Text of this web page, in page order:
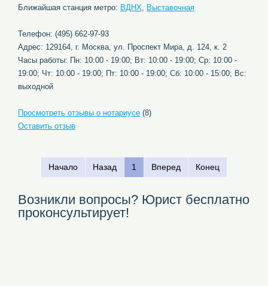
Ближайшая станция метро: ВДНХ, Выставочная
Телефон: (495) 662-97-93
Адрес: 129164, г. Москва, ул. Проспект Мира, д. 124, к. 2
Часы работы: Пн: 10:00 - 19:00; Вт: 10:00 - 19:00; Ср: 10:00 -
19:00; Чт: 10:00 - 19:00; Пт: 10:00 - 19:00; Сб: 10:00 - 15:00; Вс:
выходной
Просмотреть отзывы о нотариусе (8)
Оставить отзыв
Начало Назад 1 Вперед Конец
Возникли вопросы? Юрист бесплатно
проконсультирует!